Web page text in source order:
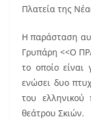
Πλατεία της
Η παράσταση
Γρυπάρη <<Ο
το οποίο είναι
ενώσει δυο
του
θεάτρου Σκιών.